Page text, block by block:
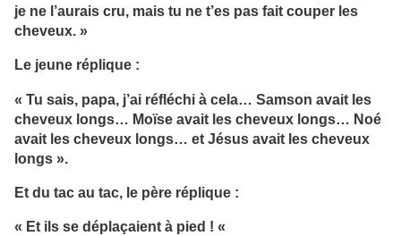
je ne l’aurais cru, mais tu ne t’es pas fait couper les
cheveux. »
Le jeune réplique :
« Tu sais, papa, j’ai réfléchi à cela… Samson avait les
cheveux longs… Moïse avait les cheveux longs… Noé
avait les cheveux longs… et Jésus avait les cheveux
longs ».
Et du tac au tac, le père réplique :
« Et ils se déplaçaient à pied ! «